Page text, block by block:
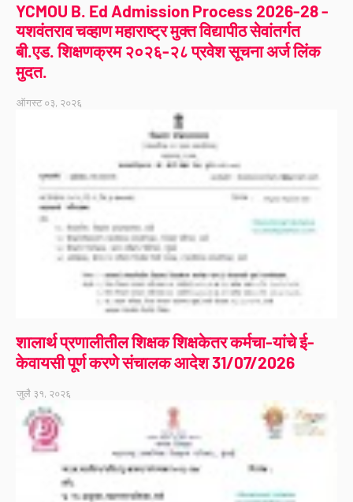
YCMOU B. Ed Admission Process 2026-28 -
यशवंतराव चव्हाण महाराष्ट्र मुक्त विद्यापीठ सेवांतर्गत
बी.एड. शिक्षणक्रम २०२६-२८ प्रवेश सूचना अर्ज लिंक
मुदत.
ऑगस्ट ०३, २०२६
शालार्थ प्रणालीतील शिक्षक शिक्षकेतर कर्मचा-यांचे ई-
केवायसी पूर्ण करणे संचालक आदेश 31/07/2026
जुलै ३१, २०२६